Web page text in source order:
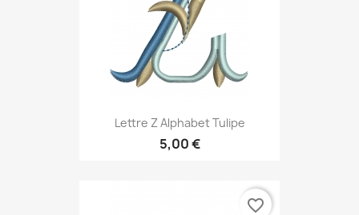
Lettre Z Alphabet Tulipe
5,00 €
favorite_border